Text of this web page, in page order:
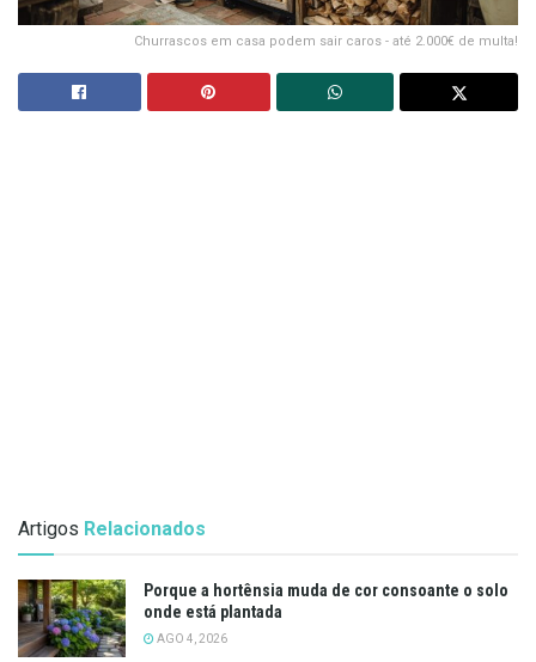
Churrascos em casa podem sair caros - até 2.000€ de multa!
Artigos Relacionados
Porque a hortênsia muda de cor consoante o solo
onde está plantada
AGO 4, 2026